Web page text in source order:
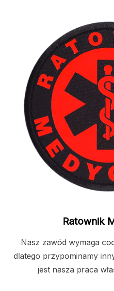
Ratownik
Nasz zawód wymaga
dlatego przypominamy
jest nasza praca